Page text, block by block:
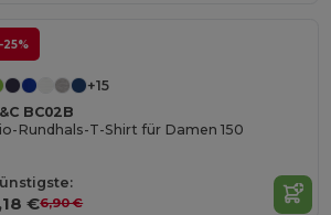
-25%
+15
BC02B
Rundhals-T-Shirt für Damen 150
€6,90 €